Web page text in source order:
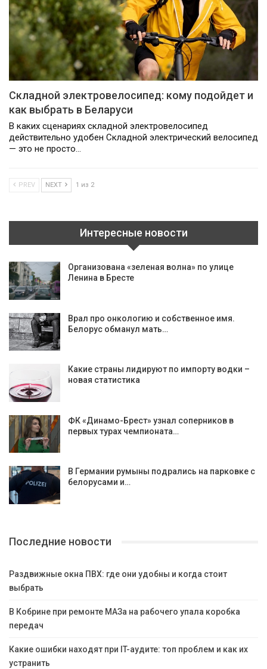
Складной электровелосипед: кому подойдет и
как выбрать в Беларуси
В каких сценариях складной электровелосипед
действительно удобен Складной электрический велосипед
— это не просто…
PREV NEXT 1 из 2
Интересные новости
Организована «зеленая волна» по улице
Ленина в Бресте
Врал про онкологию и собственное имя.
Белорус обманул мать…
Какие страны лидируют по импорту водки –
новая статистика
ФК «Динамо-Брест» узнал соперников в
первых турах чемпионата…
В Германии румыны подрались на парковке с
белорусами и…
Последние новости
Раздвижные окна ПВХ: где они удобны и когда стоит
выбрать
В Кобрине при ремонте МАЗа на рабочего упала коробка
передач
Какие ошибки находят при IT-аудите: топ проблем и как их
устранить